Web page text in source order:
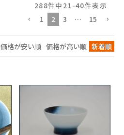
価格が安い順 価格が高い順 新着順
288件中 21 -40件表示
1
2 3 … 15